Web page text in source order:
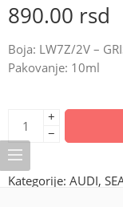
890.00 rsd
Boja: LW7Z/2V –
Pakovanje: 10ml
+
−
Kategorije: AUDI,